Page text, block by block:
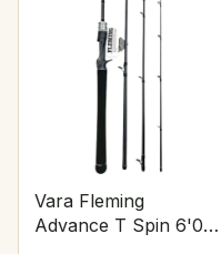
Vara Fleming
Advance T Spin 6'0